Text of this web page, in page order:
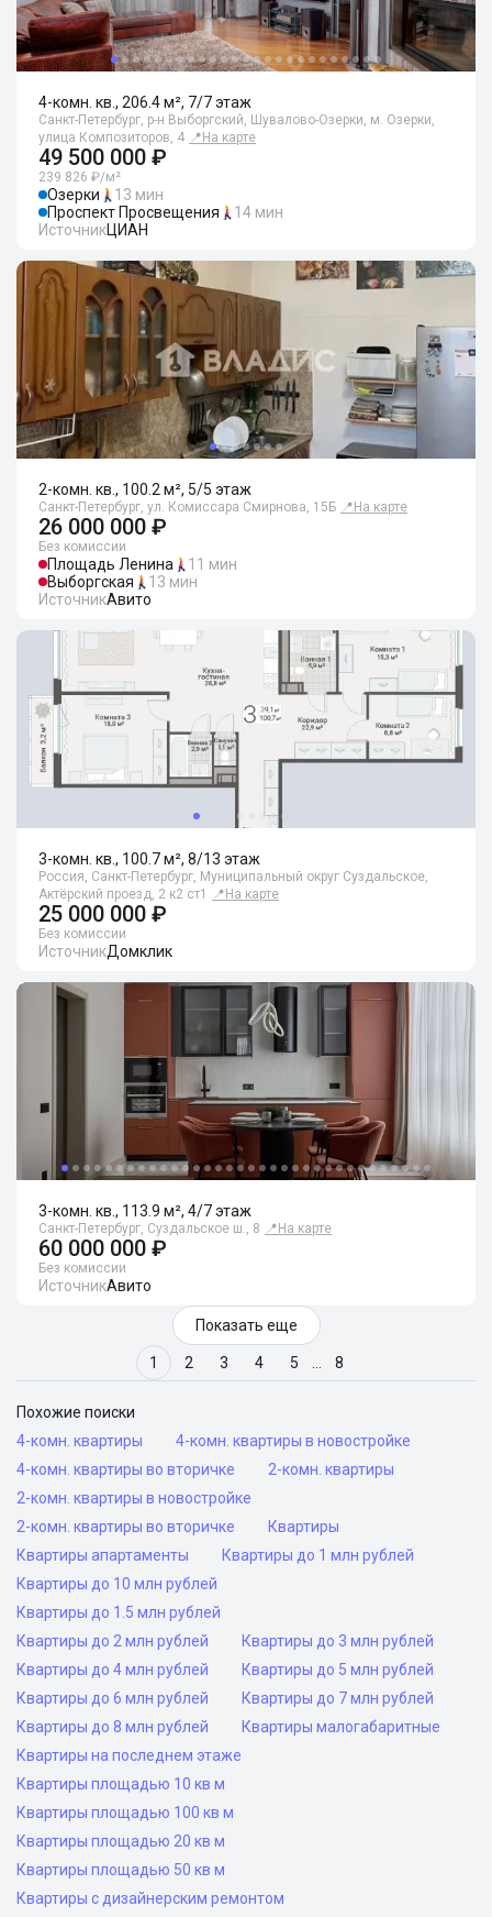
4-комн. кв., 206.4 м², 7/7 этаж
Санкт-Петербург, р-н Выборгский, Шувалово-Озерки, м. Озерки,
улица Композиторов, 4 📍 На карте
49 500 000 ₽
239 826 ₽/м²
Озерки
13 мин
Проспект Просвещения
14 мин
ИсточникЦИАН
2-комн. кв., 100.2 м², 5/5 этаж
Санкт-Петербург, ул. Комиссара Смирнова, 15Б 📍 На карте
26 000 000 ₽
Без комиссии
Площадь Ленина
11 мин
Выборгская
13 мин
ИсточникАвито
3-комн. кв., 100.7 м², 8/13 этаж
Россия, Санкт-Петербург, Муниципальный округ Суздальское,
Актёрский проезд, 2 к2 ст1
📍 На карте
25 000 000 ₽
Без комиссии
ИсточникДомклик
3-комн. кв., 113.9 м², 4/7 этаж
Санкт-Петербург, Суздальское ш., 8 📍 На карте
60 000 000 ₽
Без комиссии
ИсточникАвито
Показать еще
1 2 3 4 5 8
Похожие поиски
4-комн. квартиры
4-комн. квартиры в новостройке
4-комн. квартиры во вторичке
2-комн. квартиры
2-комн. квартиры в новостройке
2-комн. квартиры во вторичке
Квартиры
Квартиры апартаменты
Квартиры до 1 млн рублей
Квартиры до 10 млн рублей
Квартиры до 1.5 млн рублей
Квартиры до 2 млн рублей
Квартиры до 3 млн рублей
Квартиры до 4 млн рублей
Квартиры до 5 млн рублей
Квартиры до 6 млн рублей
Квартиры до 7 млн рублей
Квартиры до 8 млн рублей
Квартиры малогабаритные
Квартиры на последнем этаже
Квартиры площадью 10 кв м
Квартиры площадью 100 кв м
Квартиры площадью 20 кв м
Квартиры площадью 50 кв м
Квартиры с дизайнерским ремонтом